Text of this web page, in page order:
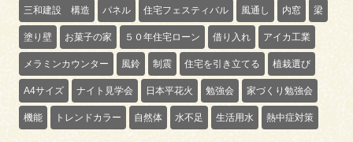
三和建設 構造 パネル 住宅フェスティバル 風通し 内窓 梁
塗り壁 お菓子の家 ５０年住宅ローン 借り入れ アイカ工業
メラミンカウンター 風鈴 制震 住宅を引き立てる 植栽選び
A4サイズ ナイト見学会 日本平花火 勉強会 家づくり勉強会
機能 トレンドカラー 自然体 水不足 生活用水 熱中症対策